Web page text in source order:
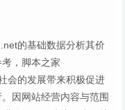
的基础数据分析其价
，脚本之家
会的发展带来积极促进
因网站经营内容与范围